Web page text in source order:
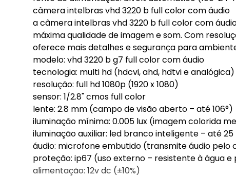
câmera intelbras vhd 3220 b full color com áudio
a câmera intelbras vhd 3220 b full color com
máxima qualidade de imagem e som. Com
oferece mais detalhes e segurança para
modelo: vhd 3220 b g7 full color com áudio
tecnologia: multi hd (hdcvi, ahd, hdtvi e analógica)
resolução: full hd 1080p (1920 x 1080)
sensor: 1/2.8" cmos full color
lente: 2.8 mm (campo de visão aberto – até 106°)
iluminação mínima: 0.005 lux (imagem colorida
iluminação auxiliar: led branco inteligente – até
áudio: microfone embutido (transmite áudio pelo
proteção: ip67 (uso externo – resistente à água e
alimentação: 12v dc (±10%)